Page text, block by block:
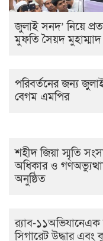
জুলাই সনদ’ নিয়ে
মুফতি সৈয়দ
পরিবর্তনের জন্য
বেগম এমপির
শহীদ জিয়া স্মৃতি
অধিকার ও
অনুষ্ঠিত
র‌্যাব-১১অভিযানেএক
সিগারেট উদ্ধার